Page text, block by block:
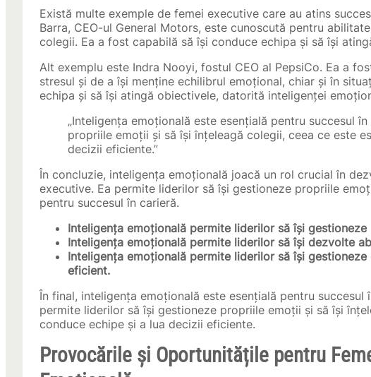
Există multe exemple de femei executive care au atins
Barra, CEO-ul General Motors, este cunoscută pentru
colegii. Ea a fost capabilă să își conduce echipa și să își
Alt exemplu este Indra Nooyi, fostul CEO al PepsiCo. Ea a
stresul și de a își menține echilibrul emoțional, chiar și în
echipa și să își atingă obiectivele, datorită inteligenței
„Inteligența emoțională este esențială pentru succesul
propriile emoții și să își înțeleagă colegii, ceea ce este
decizii eficiente.”
În concluzie, inteligența emoțională joacă un rol crucial în
executive. Ea permite liderilor să își gestioneze propriile
pentru succesul în carieră.
Inteligența emoțională permite liderilor să își
Inteligența emoțională permite liderilor să își dezvolte
Inteligența emoțională permite liderilor să își
eficient.
În final, inteligența emoțională este esențială pentru
permite liderilor să își gestioneze propriile emoții și să își
conduce echipe și a lua decizii eficiente.
Provocările și Oportunitățile pentru